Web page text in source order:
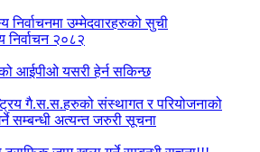
निर्वाचनमा उम्मेदवारहरुको सुची
निर्वाचन २०८२
आईपीओ यसरी हेर्न सकिन्छ
गै.स.स.हरुको संस्थागत र परियोजनाको
सम्बन्धी अत्यन्त जरुरी सूचना